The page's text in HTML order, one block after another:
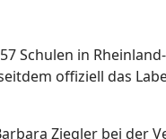
Schulen in
offiziell das
Ziegler bei der